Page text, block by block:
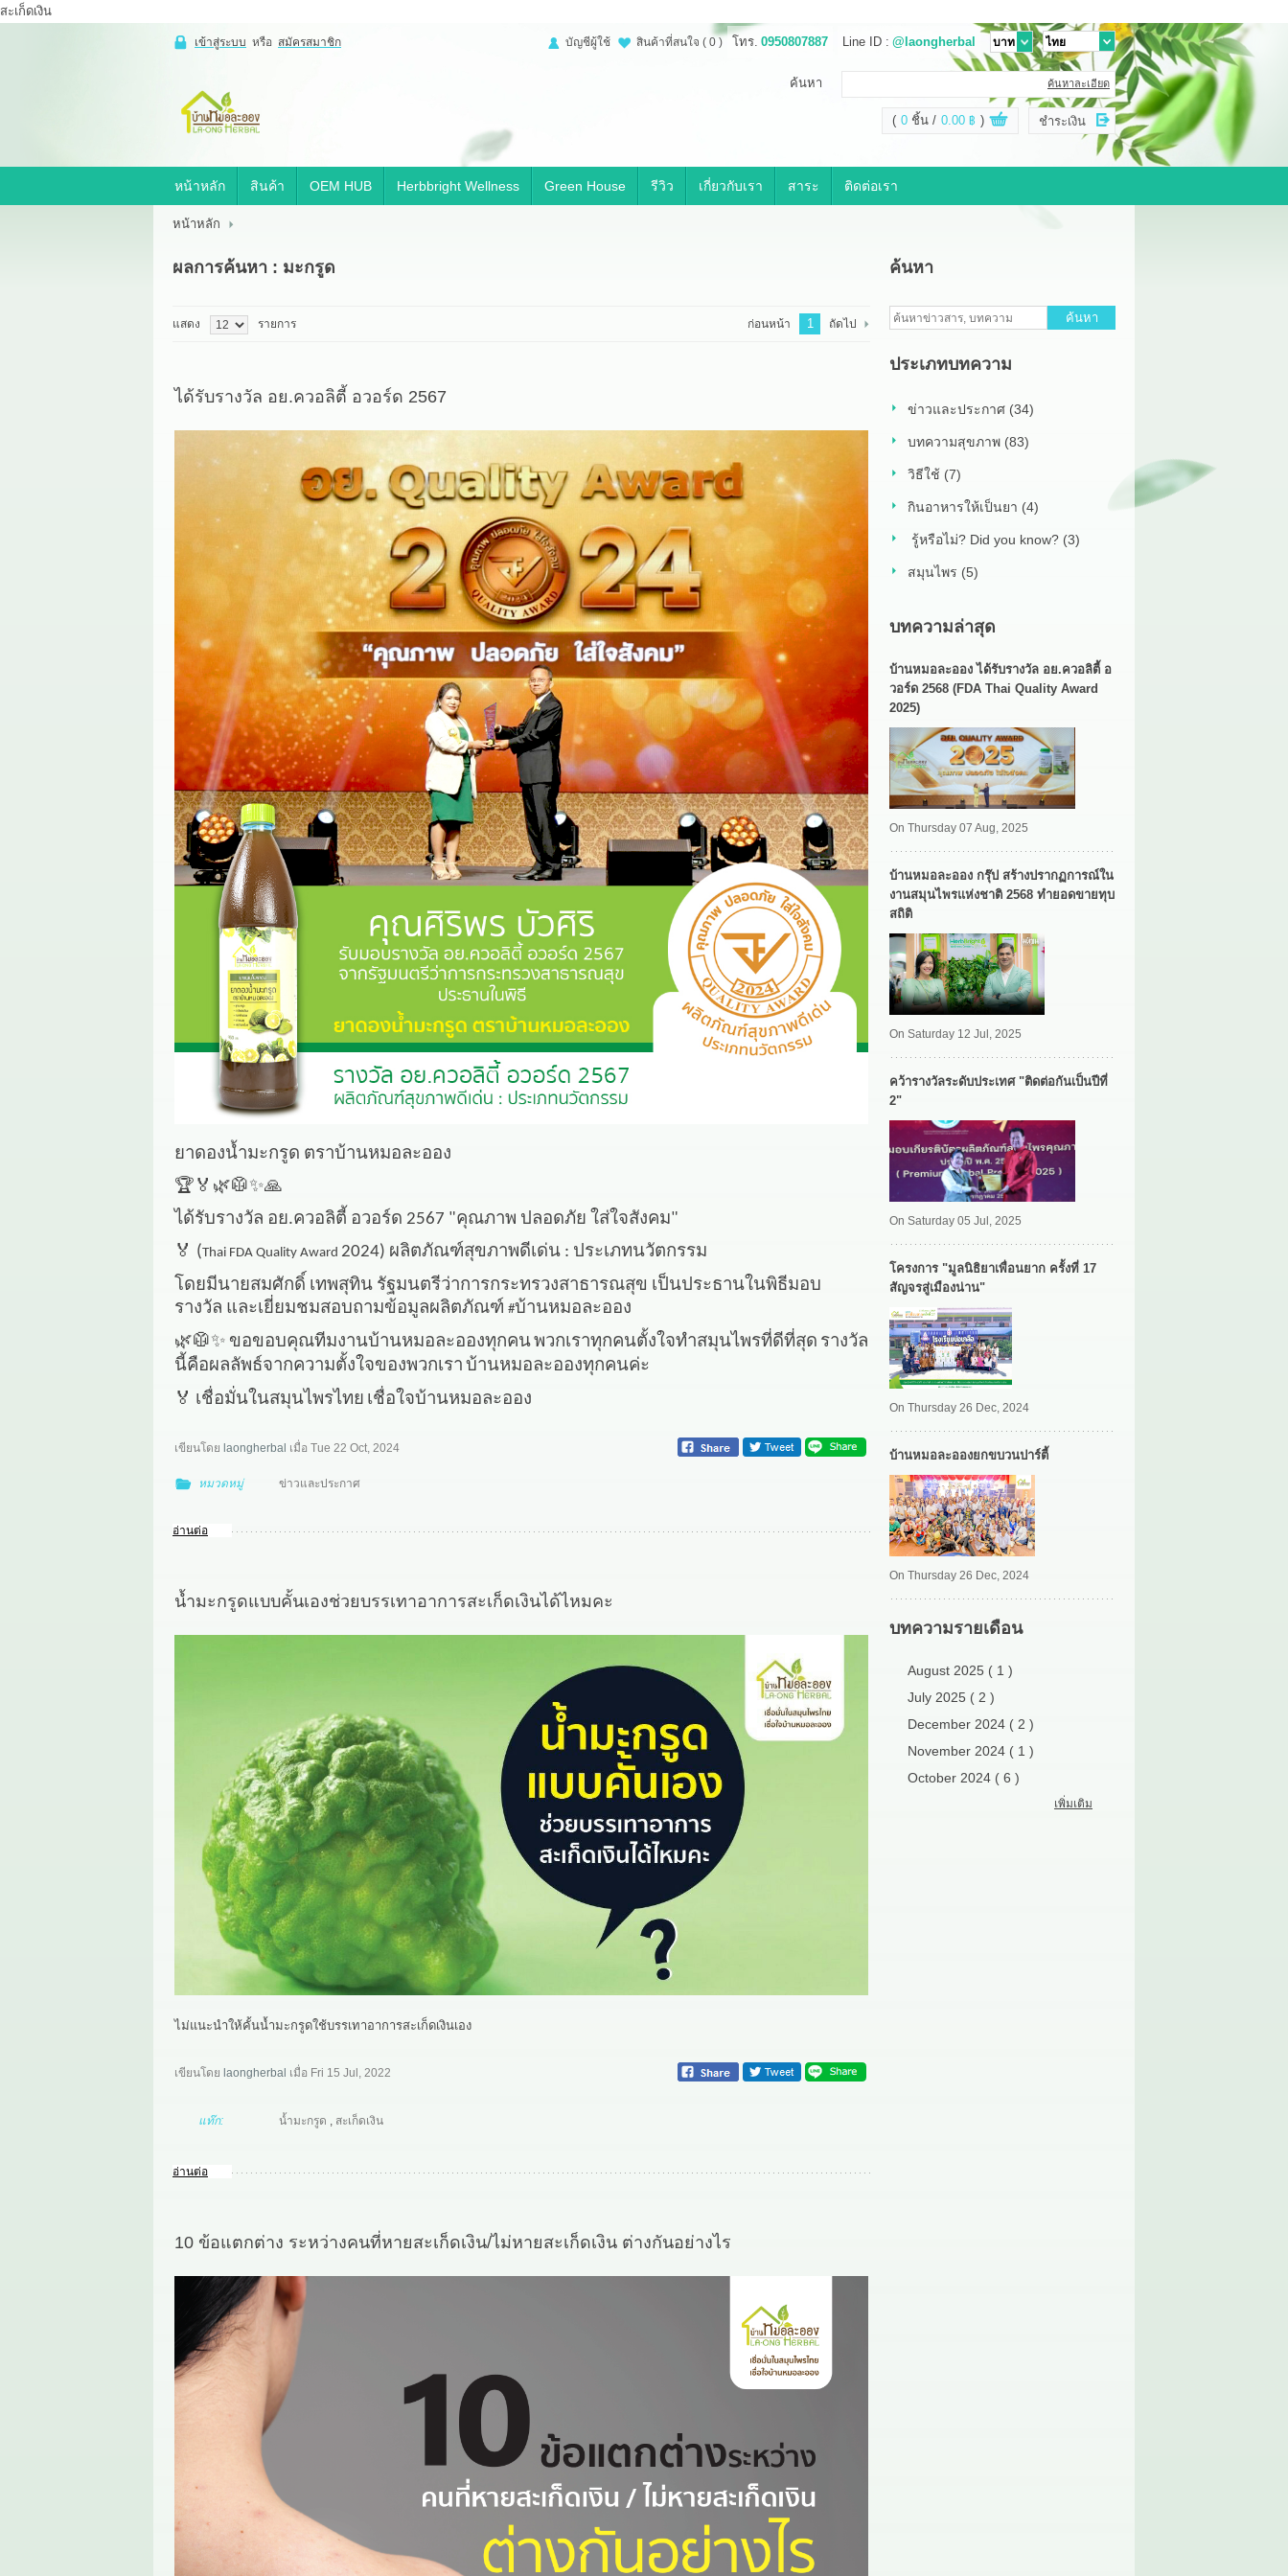
สะเก็ดเงิน
OEM HUB
HERBBRIGHT WELLNESS
รีวิว เกี่ยวกับเรา
เข้าสู่ระบบ หรือ สมัครสมาชิก โทร. 0950807887 Line ID : @laongherbal
สินค้าที่สนใจ ( 0 )
บัญชีผู้ใช้
ค้นหา ค้นหาละเอียด
( 0 ชิ้น 0.00 ฿ ) ชำระเงิน
หน้าหลัก สินค้า OEM HUB Herbbright Wellness Green House รีวิว เกี่ยวกับเรา สาระ ติดต่อเรา
หน้าหลัก
ผลการค้นหา : มะกรูด
แสดง รายการ ก่อนหน้า 1 ถัดไป
ได้รับรางวัล อย.ควอลิตี้ อวอร์ด 2567
ยาดองน้ำมะกรูด ตราบ้านหมอละออง
🏆🏅🌿🥼✨🙏
ได้รับรางวัล อย.ควอลิตี้ อวอร์ด 2567 "คุณภาพ ปลอดภัย ใส่ใจสังคม"
🏅 (Thai FDA Quality Award 2024) ผลิตภัณฑ์สุขภาพดีเด่น : ประเภทนวัตกรรม
โดยมีนายสมศักดิ์ เทพสุทิน รัฐมนตรีว่าการกระทรวงสาธารณสุข เป็นประธานในพิธีมอบ
รางวัล และเยี่ยมชมสอบถามข้อมูลผลิตภัณฑ์ #บ้านหมอละออง
🌿🥼✨ ขอขอบคุณทีมงานบ้านหมอละอองทุกคนพวกเราทุกคนตั้งใจทำสมุนไพรที่ดีที่สุด รางวัล
นี้คือผลลัพธ์จากความตั้งใจของพวกเรา บ้านหมอละอองทุกคนค่ะ
🏅 เชื่อมั่นในสมุนไพรไทย เชื่อใจบ้านหมอละออง
เขียนโดย laongherbal เมื่อ Tue 22 Oct, 2024
หมวดหมู่ ข่าวและประกาศ
อ่านต่อ
น้ำมะกรูดแบบคั้นเองช่วยบรรเทาอาการสะเก็ดเงินได้ไหมคะ
ไม่แนะนำให้คั้นน้ำมะกรูดใช้บรรเทาอาการสะเก็ดเงินเอง
เขียนโดย laongherbal เมื่อ Fri 15 Jul, 2022
แท๊ก: น้ำมะกรูด , สะเก็ดเงิน
อ่านต่อ
10 ข้อแตกต่าง ระหว่างคนที่หายสะเก็ดเงิน/ไม่หายสะเก็ดเงิน ต่างกันอย่างไร
ค้นหา
ค้นหา
ประเภทบทความ
ข่าวและประกาศ (34)
บทความสุขภาพ (83)
วิธีใช้ (7)
กินอาหารให้เป็นยา (4)
รู้หรือไม่? Did you know? (3)
สมุนไพร (5)
บทความล่าสุด
บ้านหมอละออง ได้รับรางวัล อย.ควอลิตี้ อ
วอร์ด 2568 (FDA Thai Quality Award
2025)
On Thursday 07 Aug, 2025
บ้านหมอละออง กรุ๊ป สร้างปรากฏการณ์ใน
งานสมุนไพรแห่งชาติ 2568 ทำยอดขายทุบ
สถิติ
On Saturday 12 Jul, 2025
คว้ารางวัลระดับประเทศ "ติดต่อกันเป็นปีที่
2"
On Saturday 05 Jul, 2025
โครงการ "มูลนิธิยาเพื่อนยาก ครั้งที่ 17
สัญจรสู่เมืองน่าน"
On Thursday 26 Dec, 2024
บ้านหมอละอองยกขบวนปาร์ตี้
On Thursday 26 Dec, 2024
บทความรายเดือน
August 2025 ( 1 )
July 2025 ( 2 )
December 2024 ( 2 )
November 2024 ( 1 )
October 2024 ( 6 )
เพิ่มเติม